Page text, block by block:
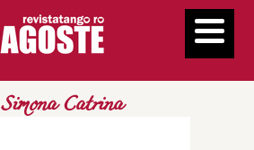
Simona Catrina